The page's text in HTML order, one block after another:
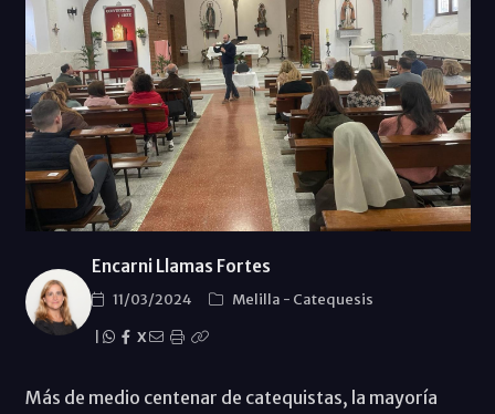
Encarni Llamas Fortes
11/03/2024 Melilla - Catequesis
X
Más de medio centenar de catequistas, la mayoría